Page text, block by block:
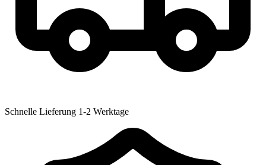
Schnelle Lieferung 1-2 Werktage